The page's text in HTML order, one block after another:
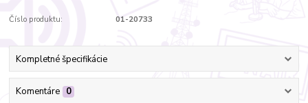
Číslo produktu: 01-20733
Kompletné špecifikácie
Komentáre 0